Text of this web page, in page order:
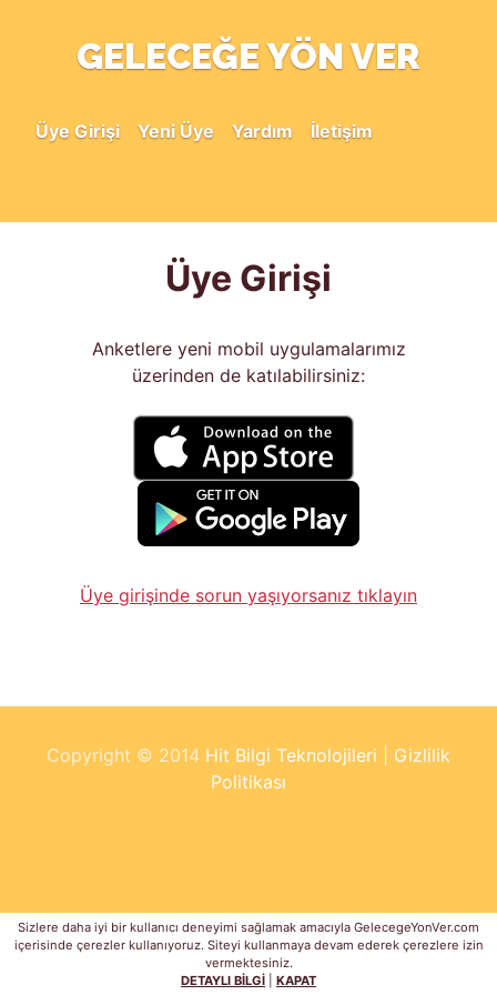
GELECEĞE YÖN VER
Üye Girişi Yeni Üye Yardım İletişim
Üye Girişi
Anketlere yeni mobil uygulamalarımız
üzerinden de katılabilirsiniz:
Üye girişinde sorun yaşıyorsanız tıklayın
Copyright © 2014 Hit Bilgi Teknolojileri
Gizlilik
Politikası
Sizlere daha iyi bir kullanıcı deneyimi sağlamak amacıyla GelecegeYonVer.com
içerisinde çerezler kullanıyoruz. Siteyi kullanmaya devam ederek çerezlere izin
vermektesiniz.
DETAYLI BİLGİ
KAPAT